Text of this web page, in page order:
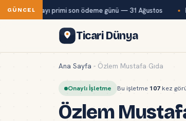
GÜNCEL
temmuz ayı primi son ödeme günü — 31 Ağustos
Ticari Dünya
Ana Sayfa - Özlem Mustafa Gıda
Onaylı İşletme Bu işletme107 kez
Özlem